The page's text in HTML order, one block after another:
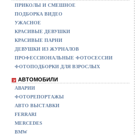
ПРИКОЛЫ И СМЕШНОЕ
ПОДБОРКА ВИДЕО
УЖАСНОЕ
КРАСИВЫЕ ДЕВУШКИ
КРАСИВЫЕ ПАРНИ
ДЕВУШКИ ИЗ ЖУРНАЛОВ
ПРОФЕССИОНАЛЬНЫЕ ФОТОСЕССИИ
ФОТОПОДБОРКИ ДЛЯ ВЗРОСЛЫХ
АВТОМОБИЛИ
АВАРИИ
ФОТОРЕПОРТАЖЫ
АВТО ВЫСТАВКИ
FERRARI
MERCEDES
BMW